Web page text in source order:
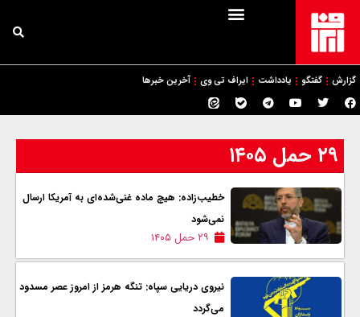
گزارش گفتگو یادداشت ایراف تی وی آخرین خبرها
۲۹ حمل ۱۴۰۵
خطیب‌زاده: هیچ ماده غنی‌شده‌ای به آمریکا ارسال
نمی‌شود
۲۹ حمل ۱۴۰۵
نیروی دریایی سپاه: تنگه هرمز از امروز عصر مسدود
می‌گردد